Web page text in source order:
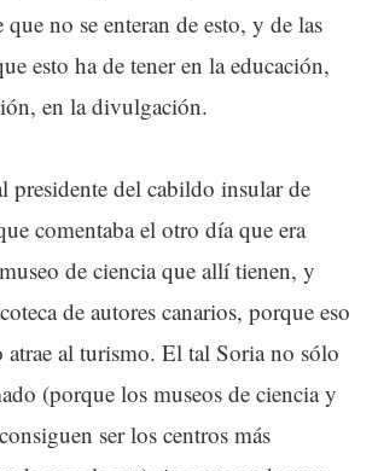
no se enteran de esto, y de las
esto ha de tener en la educación,
en la divulgación.
presidente del cabildo insular de
comentaba el otro día que era
de ciencia que allí tienen, y
de autores canarios, porque eso
atrae al turismo. El tal Soria no sólo
(porque los museos de ciencia y
ser los centros más